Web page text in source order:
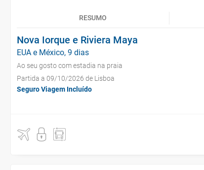
RESUMO
Nova Iorque e Riviera Maya
EUA e México, 9 dias
Ao seu gosto com estadia na praia
Partida a 09/10/2026 de Lisboa
Seguro Viagem Incluído